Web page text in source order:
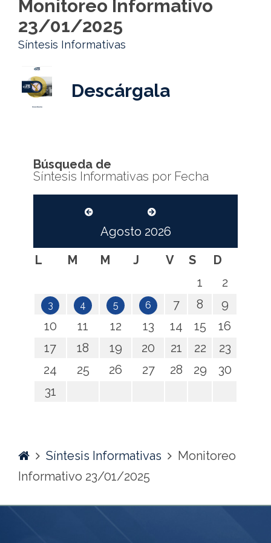
Monitoreo Informativo
23/01/2025
Síntesis Informativas
Descárgala
Búsqueda de
Síntesis Informativas por Fecha
Agosto 2026
L
M M J V S
D
1
2
3 4 5 6 7 8
9
10
11 12 13 14 15
16
17
18 19 20 21 22
23
24
25 26 27 28 29
30
31
HomeSíntesis Informativas
Monitoreo
Informativo 23/01/2025